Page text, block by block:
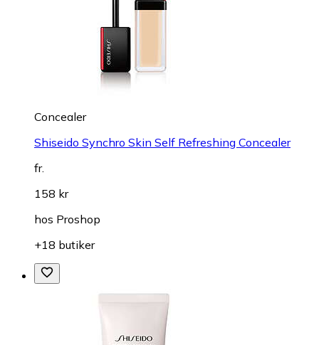
Concealer
Shiseido Synchro Skin Self Refreshing Concealer
fr.
158 kr
hos Proshop
+18 butiker